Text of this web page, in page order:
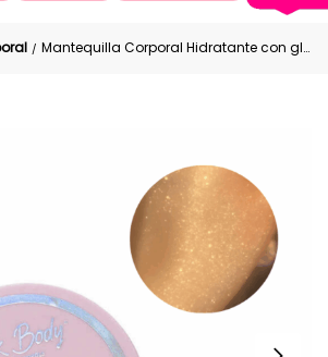
/ Mantequilla Corporal Hidratante con glitter Click Hair